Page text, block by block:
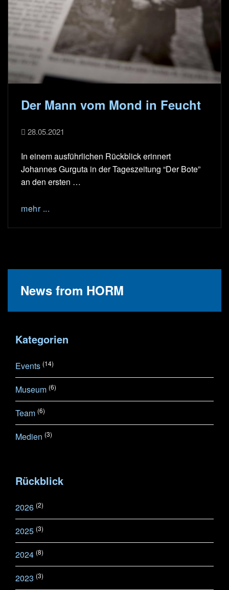
Der Mann vom Mond in Feucht
28.05.2021
In einem ausführlichen Rückblick erinnert
Johannes Gurguta in der Tageszeitung “Der Bote”
an den ersten …
mehr ...
News from HORM
Kategorien
Events (14)
Museum (6)
Team (6)
Medien (3)
Rückblick
2026 (2)
2025 (3)
2024 (8)
2023 (3)